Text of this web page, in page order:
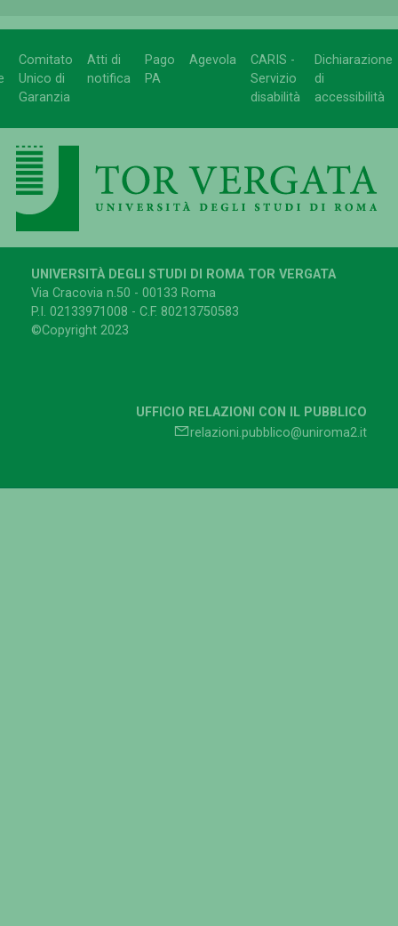
Comitato
Unico di
Garanzia
Atti di
notifica
Pago
PA
Agevola
CARIS -
Servizio
disabilità
Dichiarazione
di
accessibilità
UNIVERSITÀ DEGLI STUDI DI ROMA TOR VERGATA
Via Cracovia n.50 - 00133 Roma
P.I. 02133971008 - C.F. 80213750583
©Copyright 2023
UFFICIO RELAZIONI CON IL PUBBLICO
relazioni.pubblico@uniroma2.it